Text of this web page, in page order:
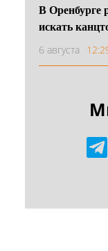
В Оренбурге
искать
6 августа